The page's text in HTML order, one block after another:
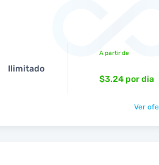
Ilimitado
A partir de
$3.24por dia
Ver